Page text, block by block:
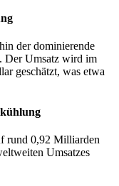
der dominierende
Der Umsatz wird im
geschätzt, was etwa
rund 0,92 Milliarden
Umsatzes